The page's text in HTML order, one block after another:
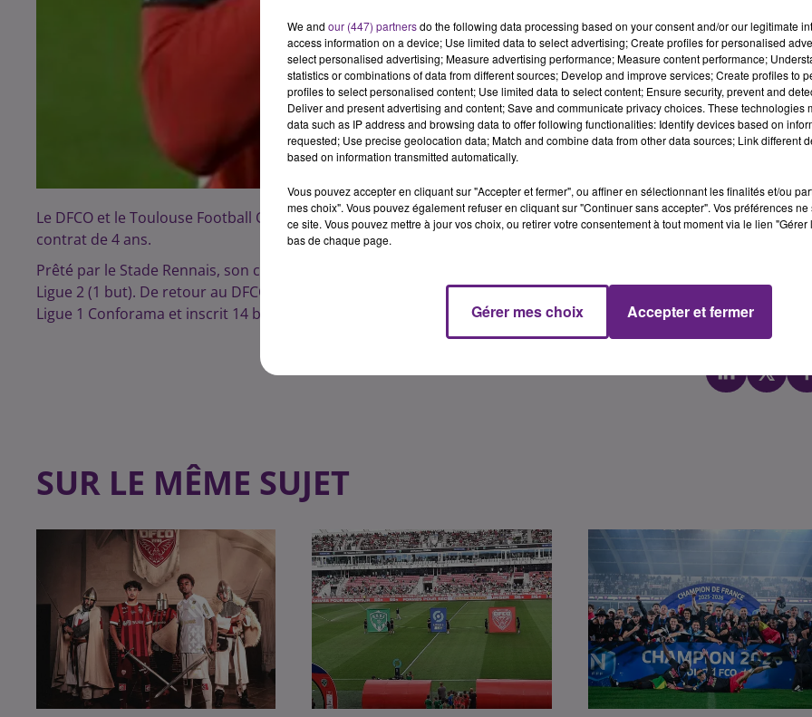
Le DFCO et le Toulouse Football Club ont trouvé un accord pour le transfert de l’attaquant de 24 ans, qui a signé
contrat de 4 ans.
Prêté par le Stade Rennais, son club formateur, lors de la saison 2015/2016, Wesley Saïd avait joué 9 matchs en
Ligue 2 (1 but). De retour au DFCO lors de la saison 2017/2018, il aura porté le maillot dijonnais à 65 reprises en
Ligue 1 Conforama et inscrit 14 buts.
SUR LE MÊME SUJET
We and our (447) partnersdo the following data processing based on your consent and/or our legitimate
access information on a device; Use limited data to select advertising; Create profiles for personalised
select personalised advertising; Measure advertising performance; Measure content performance;
statistics or combinations of data from different sources; Develop and improve services; Create profiles to
profiles to select personalised content; Use limited data to select content; Ensure security, prevent and
Deliver and present advertising and content; Save and communicate privacy choices. These technologies
data such as IP address and browsing data to offer following functionalities: Identify devices based on
requested; Use precise geolocation data; Match and combine data from other data sources; Link different
based on information transmitted automatically.
Vous pouvez accepter en cliquant sur "Accepter et fermer", ou affiner en sélectionnant les finalités et/ou
mes choix". Vous pouvez également refuser en cliquant sur "Continuer sans accepter". Vos préférences
ce site. Vous pouvez mettre à jour vos choix, ou retirer votre consentement à tout moment via le lien
bas de chaque page.
Gérer mes choix Accepter et fermer